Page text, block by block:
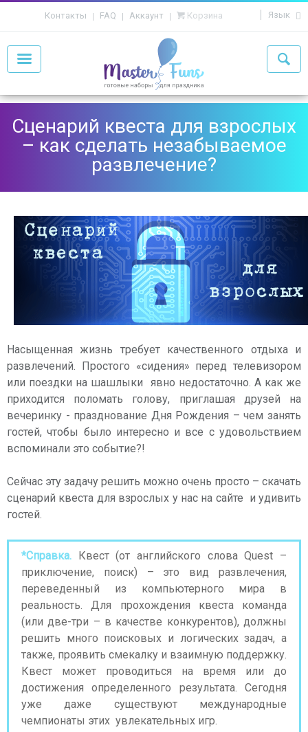
Контакты FAQ Аккаунт Корзина Язык
Сценарий квеста для взрослых
– как сделать незабываемое
развлечение?
Насыщенная жизнь требует качественного отдыха и
развлечений. Простого «сидения» перед телевизором
или поездки на шашлыки явно недостаточно. А как же
приходится поломать голову, приглашая друзей на
вечеринку - празднование Дня Рождения – чем занять
гостей, чтобы было интересно и все с удовольствием
вспоминали это событие?!
Сейчас эту задачу решить можно очень просто – скачать
сценарий квеста для взрослых у нас на сайте и удивить
гостей.
*Справка.
Квест (от английского слова Quest –
приключение, поиск) – это вид развлечения,
переведенный из компьютерного мира в
реальность. Для прохождения квеста команда
(или две-три – в качестве конкурентов), должны
решить много поисковых и логических задач, а
также, проявить смекалку и взаимную поддержку.
Квест может проводиться на время или до
достижения определенного результата. Сегодня
уже даже существуют международные
чемпионаты этих увлекательных игр.